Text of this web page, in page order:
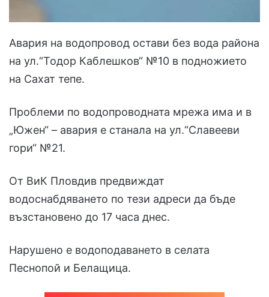
Авария на водопровод остави без вода района
на ул.“Тодор Каблешков“ №10 в подножието
на Сахат тепе.
Проблеми по водопроводната мрежа има и в
„Южен“ – авария е станала на ул.“Славееви
гори“ №21.
От ВиК Пловдив предвиждат
водоснабдяването по тези адреси да бъде
възстановено до 17 часа днес.
Нарушено е водоподаването в селата
Песнопой и Белащица.